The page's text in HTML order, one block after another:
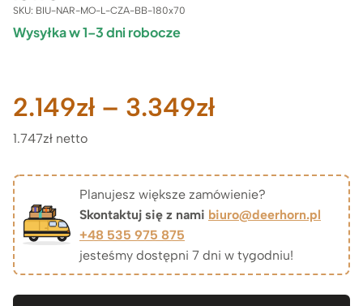
SKU: BIU-NAR-MO-L-CZA-BB-180x70
Wysyłka w 1–3 dni robocze
2.149zł – 3.349złZakres
od
2.149zł
do
1.747zł netto
Planujesz większe zamówienie?
Skontaktuj się z nami biuro@deerhorn.pl
+48 535 975 875
jesteśmy dostępni 7 dni w tygodniu!